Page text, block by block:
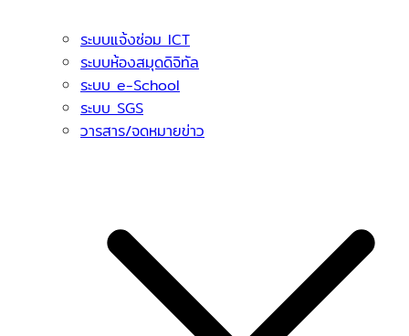
ระบบแจ้งซ่อม ICT
ระบบห้องสมุดดิจิทัล
ระบบ e-School
ระบบ SGS
วารสาร/จดหมายข่าว